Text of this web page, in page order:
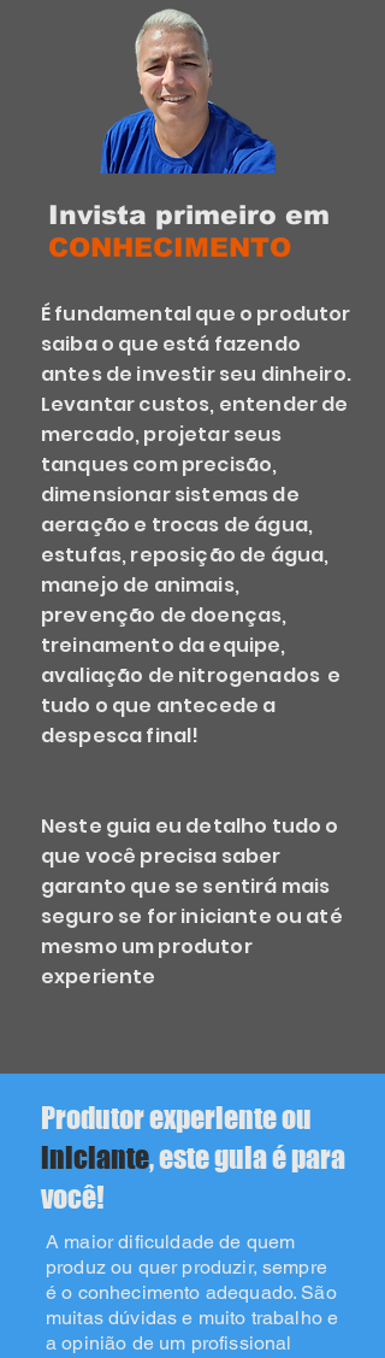
Invista primeiro em
CONHECIMENTO
É fundamental que o produtor
saiba o que está fazendo
antes de investir seu dinheiro.
Levantar custos, entender de
mercado, projetar seus
tanques com precisão,
dimensionar sistemas de
aeração e trocas de água,
estufas, reposição de água,
manejo de animais,
prevenção de doenças,
treinamento da equipe,
avaliação de nitrogenados e
tudo o que antecede a
despesca final!
Neste guia eu detalho tudo o
que você precisa saber
garanto que se sentirá mais
seguro se for iniciante ou até
mesmo um produtor
experiente
Produtor experiente ou
iniciante, este guia é para
você!
A maior dificuldade de quem
produz ou quer produzir, sempre
é o conhecimento adequado. São
muitas dúvidas e muito trabalho e
a opinião de um profissional